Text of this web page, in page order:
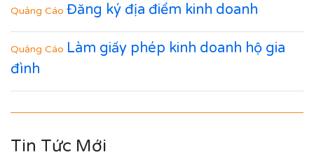
Quảng Cáo Đăng ký địa điểm kinh doanh
Quảng Cáo Làm giấy phép kinh doanh hộ gia
đình
Tin Tức Mới